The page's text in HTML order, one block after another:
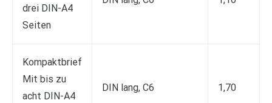
drei DIN-A4
Seiten
Kompaktbrief
Mit bis zu
acht DIN-A4
DIN lang, C6 1,70